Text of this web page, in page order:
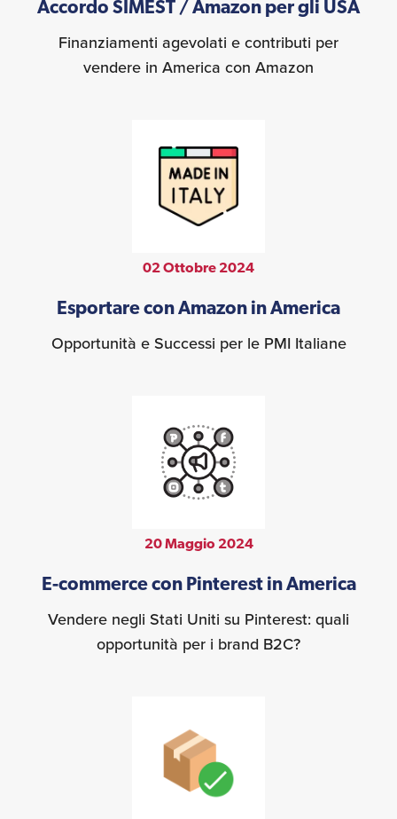
Accordo SIMEST / Amazon per gli USA
Finanziamenti agevolati e contributi per
vendere in America con Amazon
02 Ottobre 2024
Esportare con Amazon in America
Opportunità e Successi per le PMI Italiane
20 Maggio 2024
E-commerce con Pinterest in America
Vendere negli Stati Uniti su Pinterest: quali
opportunità per i brand B2C?